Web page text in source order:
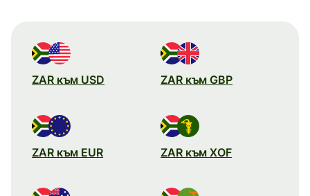
ZAR към USD ZAR към GBP
ZAR към EUR ZAR към XOF